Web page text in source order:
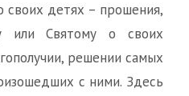
своих детях – прошения,
или Святому о своих
решении самых
с ними. Здесь